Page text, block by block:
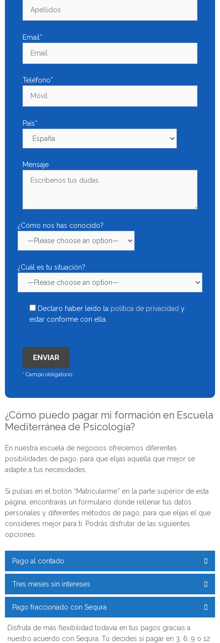
Email*
Teléfono*
País*
Mensaje
¿Cómo nos has conocido?
¿Cuál es tu situación?
Declaro haber leído la política de privacidad y
estar conforme con ella.
* Campo obligatorio
¿Cómo puedo pagar mi formación en Escuela
Mediterránea de Psicología?
En nuestra escuela de negocios ofrecemos diferentes
posibilidades de pago, para que elijas aquella que mejor se
adapte a tus necesidades.
Si pulsas en el botón “Matricularme” en la parte superior de esta
página, encontrarás un formulario donde rellenar tus datos
personales y diferentes métodos de pago, para que elijas el que
consideres mejor para ti. Podrás disfrutar de las siguientes
opciones:
Pago al contado
Tres meses sin intereses
Pago fraccionado con Sequra
Disfruta de más flexibilidad todavía en tus pagos gracias a
nuestro acuerdo con Sequra. Tú decides si pagar en 3, 6, 9 o 12